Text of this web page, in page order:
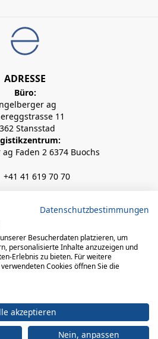
ADRESSE
Büro:
ag
11
Stansstad
Faden 2 6374 Buochs
+41 41 619 70 70
info@engelberger.ch
engelberger ag
Datenschutzbestimmungen
Besucherdaten platzieren, um
personalisierte Inhalte anzuzeigen und
Erlebnis zu bieten. Für weitere
Cookies öffnen Sie die
akzeptieren
Nein, anpassen